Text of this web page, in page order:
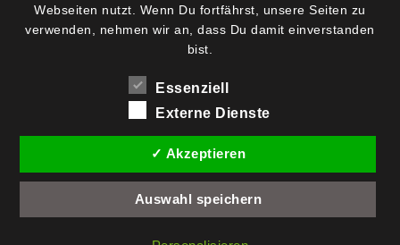
Webseiten nutzt. Wenn Du fortfährst, unsere Seiten zu
verwenden, nehmen wir an, dass Du damit einverstanden
bist.
Essenziell
Externe Dienste
✓ Akzeptieren
Auswahl speichern